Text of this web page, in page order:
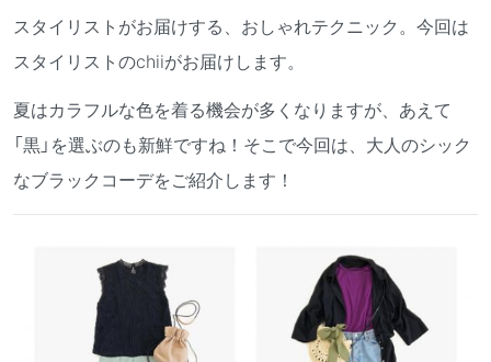
スタイリストがお届けする、おしゃれテクニック。今回は
スタイリストのchiiがお届けします。
夏はカラフルな色を着る機会が多くなりますが、あえて
「黒」を選ぶのも新鮮ですね！そこで今回は、大人のシック
なブラックコーデをご紹介します！